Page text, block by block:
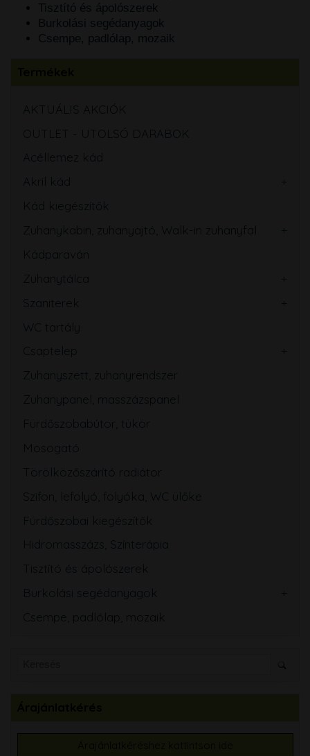
Tisztító és ápolószerek
Burkolási segédanyagok
Csempe, padlólap, mozaik
AKTUÁLIS AKCIÓK
OUTLET - UTOLSÓ DARABOK
Acéllemez kád
Akril kád
Kád kiegészítők
Zuhanykabin, zuhanyajtó, Walk-in zuhanyfal
Kádparaván
Zuhanytálca
Szaniterek
WC tartály
Csaptelep
Zuhanyszett, zuhanyrendszer
Zuhanypanel, masszázspanel
Fürdőszobabútor, tükör
Mosogató
Törölközőszárító radiátor
Szifon, lefolyó, folyóka, WC ülőke
Fürdőszobai kiegészítők
Hidromasszázs, Színterápia
Tisztító és ápolószerek
Burkolási segédanyagok
Csempe, padlólap, mozaik